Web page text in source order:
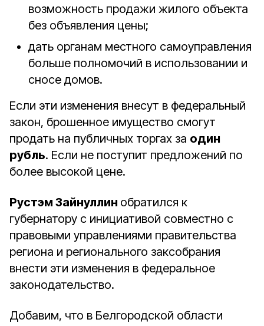
возможность продажи жилого объекта
без объявления цены;
дать органам местного самоуправления
больше полномочий в использовании и
сносе домов.
Если эти изменения внесут в федеральный
закон, брошенное имущество смогут
продать на публичных торгах за один
рубль. Если не поступит предложений по
более высокой цене.
Рустэм Зайнуллин обратился к
губернатору с инициативой совместно с
правовыми управлениями правительства
региона и регионального заксобрания
внести эти изменения в федеральное
законодательство.
Добавим, что в Белгородской области